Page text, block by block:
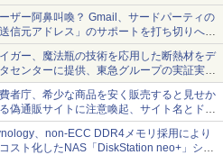
ーウェイ」発売 iPadにも紙にも、持ち替
に書き込める
ザー阿鼻叫喚？ Gmail、サードパーティの
送信元アドレス」のサポートを打ち切りへ
じうまWatch】
ガー、魔法瓶の技術を応用した断熱材をデ
センターに提供、東急グループの実証実験
「ステンレス密封真空断熱パネル TIVIP」
者庁、希少な商品を安く販売すると見せか
偽通販サイトに注意喚起、サイト名とドメ
名を公表
、non-ECC DDR4メモリ採用により
スト化したNAS「DiskStation neo+」シリ